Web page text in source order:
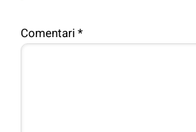
Comentari *